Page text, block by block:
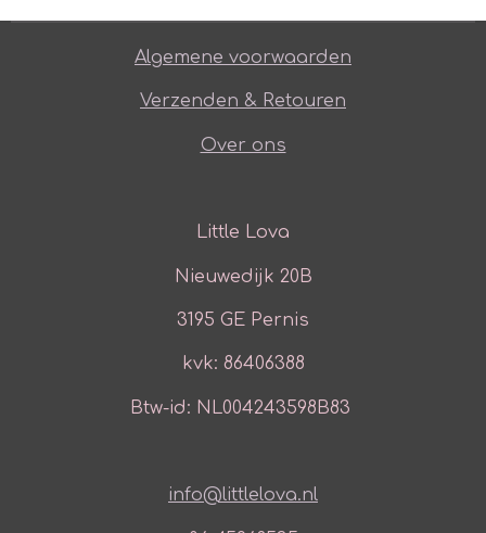
Algemene voorwaarden
Verzenden & Retouren
Over ons
Little Lova
Nieuwedijk 20B
3195 GE Pernis
kvk: 86406388
Btw-id: NL004243598B83
info@littlelova.nl